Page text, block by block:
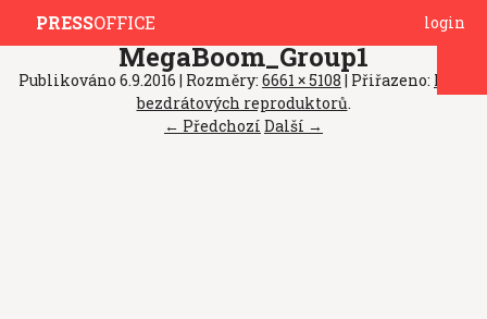
PRESSOFFICE login
MegaBoom_Group1
Publikováno 6.9.2016 | Rozměry: 6661 × 5108 | Přiřazeno: Král
bezdrátových reproduktorů.
← Předchozí Další →